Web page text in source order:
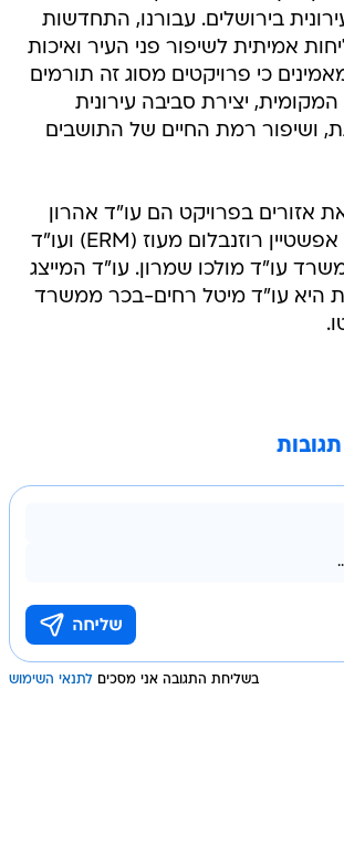
בירושלים. עבורנו, התחדשות
אמיתית לשיפור פני העיר ואיכות
כי פרויקטים מסוג זה תורמים
יצירת סביבה עירונית
ושיפור רמת החיים של התושבים
אזורים בפרויקט הם עו"ד אהרון
שמעון ממשרד אפשטיין רוזנבלום מעוז (ERM) ועו"ד
עו"ד מולכו שמרון. עו"ד המייצג
היא עו"ד מיטל רחים-בכר ממשרד
בשליחת התגובה אני מסכים לתנאי השימוש